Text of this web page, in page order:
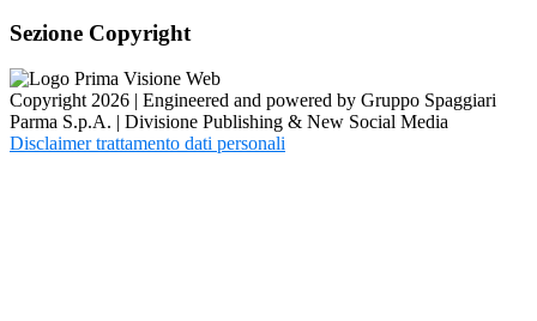
Sezione Copyright
Copyright 2026 | Engineered and powered by Gruppo Spaggiari
Parma S.p.A. | Divisione Publishing & New Social Media
Disclaimer trattamento dati personali